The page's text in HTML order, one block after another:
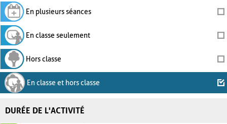
En plusieurs séances
En classe seulement
Hors classe
En classe et hors classe
DURÉE DE L'ACTIVITÉ